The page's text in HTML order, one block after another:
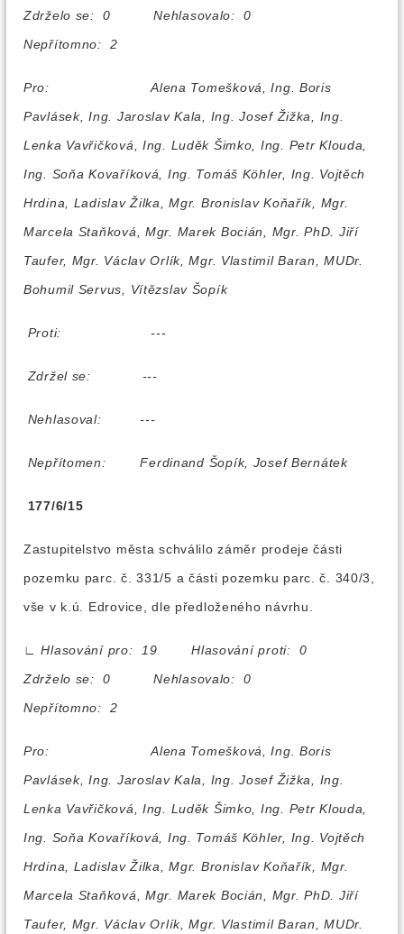
Zdrželo se: 0 Nehlasovalo: 0
Nepřítomno: 2
Pro:
Alena Tomešková, Ing. Boris
Pavlásek, Ing. Jaroslav Kala, Ing. Josef Žižka, Ing.
Lenka Vavřičková, Ing. Luděk Šimko, Ing. Petr Klouda,
Ing. Soňa Kovaříková, Ing. Tomáš Köhler, Ing. Vojtěch
Hrdina, Ladislav Žilka, Mgr. Bronislav Koňařík, Mgr.
Marcela Staňková, Mgr. Marek Bocián, Mgr. PhD. Jiří
Taufer, Mgr. Václav Orlík, Mgr. Vlastimil Baran, MUDr.
Bohumil Servus, Vítězslav Šopík
Proti: ---
Zdržel se: ---
Nehlasoval: ---
Nepřítomen: Ferdinand Šopík, Josef Bernátek
177/6/15
Zastupitelstvo města schválilo záměr prodeje části
pozemku parc. č. 331/5 a části pozemku parc. č. 340/3,
vše v k.ú. Edrovice, dle předloženého návrhu.
∟
Hlasování pro: 19 Hlasování proti: 0
Zdrželo se: 0 Nehlasovalo: 0
Nepřítomno: 2
Pro:
Alena Tomešková, Ing. Boris
Pavlásek, Ing. Jaroslav Kala, Ing. Josef Žižka, Ing.
Lenka Vavřičková, Ing. Luděk Šimko, Ing. Petr Klouda,
Ing. Soňa Kovaříková, Ing. Tomáš Köhler, Ing. Vojtěch
Hrdina, Ladislav Žilka, Mgr. Bronislav Koňařík, Mgr.
Marcela Staňková, Mgr. Marek Bocián, Mgr. PhD. Jiří
Taufer, Mgr. Václav Orlík, Mgr. Vlastimil Baran, MUDr.